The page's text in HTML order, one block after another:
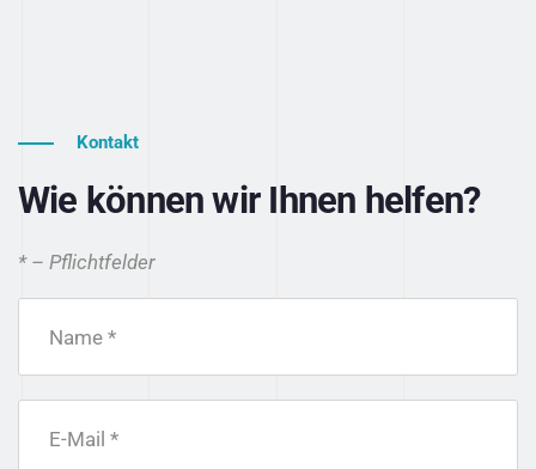
Kontakt
Wie können wir Ihnen helfen?
* – Pflichtfelder
Name *
E-Mail *